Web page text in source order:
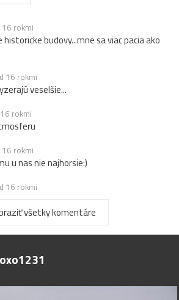
16 rokmi
budovy...mne sa viac pacia ako
16 rokmi
veselšie...
rokmi
16 rokmi
u nas nie najhorsie:)
16 rokmi
ako u nas
všetky komentáre